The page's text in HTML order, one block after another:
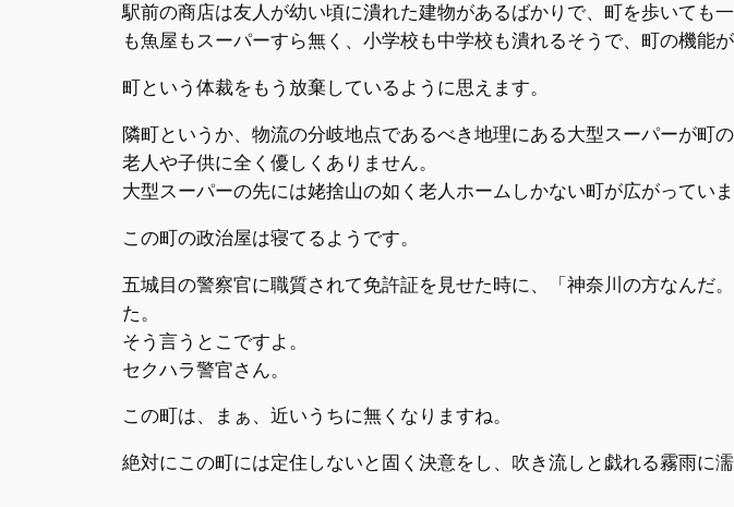
駅前の商店は友人が幼い頃に潰れた建物があるばかりで、町を歩いても
も魚屋もスーパーすら無く、小学校も中学校も潰れるそうで、町の機能が
町という体裁をもう放棄しているように思えます。
隣町というか、物流の分岐地点であるべき地理にある大型スーパーが町
老人や子供に全く優しくありません。
大型スーパーの先には姥捨山の如く老人ホームしかない町が広がっていま
この町の政治屋は寝てるようです。
五城目の警察官に職質されて免許証を見せた時に、「神奈川の方なんだ
た。
そう言うとこですよ。
セクハラ警官さん。
この町は、まぁ、近いうちに無くなりますね。
絶対にこの町には定住しないと固く決意をし、吹き流しと戯れる霧雨に